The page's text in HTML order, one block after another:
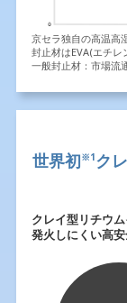
京セラ独自の高温高
封止材はEVA(エチ
一般封止材：市場流
世界初※1ク
クレイ型リチウ
発⽕しにくい⾼安